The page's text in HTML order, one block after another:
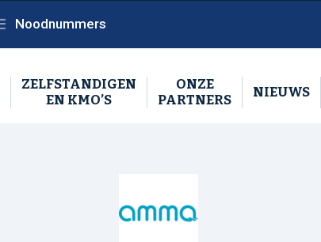
Noodnummers
ZELFSTANDIGEN
EN KMO’S
ONZE
PARTNERS
NIEUWS